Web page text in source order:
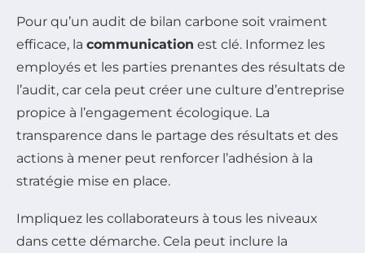
Pour qu’un audit de bilan carbone soit vraiment
efficace, la communication est clé. Informez les
employés et les parties prenantes des résultats de
l’audit, car cela peut créer une culture d’entreprise
propice à l’engagement écologique. La
transparence dans le partage des résultats et des
actions à mener peut renforcer l’adhésion à la
stratégie mise en place.
Impliquez les collaborateurs à tous les niveaux
dans cette démarche. Cela peut inclure la